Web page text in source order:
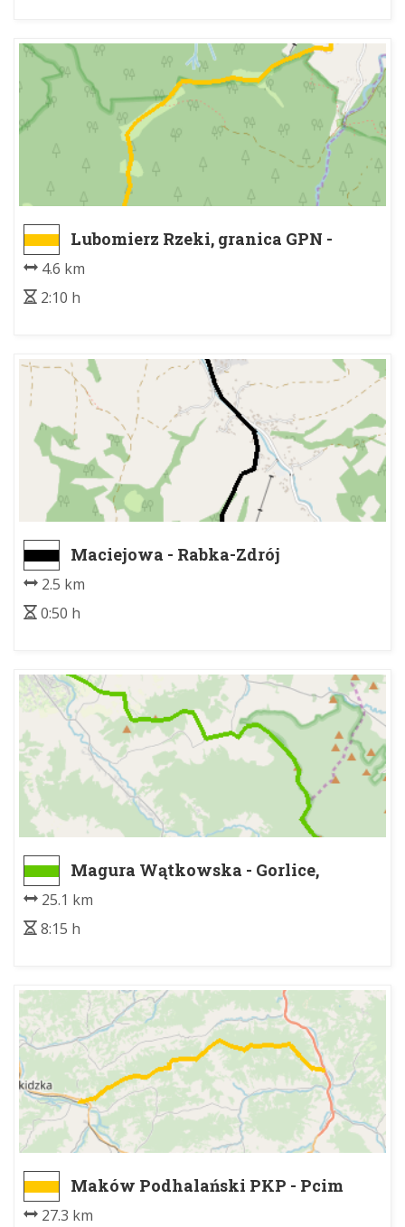
Lubomierz Rzeki, granica GPN -
4.6 km
2:10 h
Maciejowa - Rabka-Zdrój
2.5 km
0:50 h
Magura Wątkowska - Gorlice,
Dworzec PKP
25.1 km
8:15 h
Maków Podhalański PKP - Pcim
27.3 km